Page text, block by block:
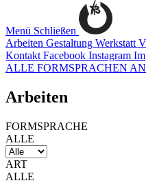
Menü Schließen
Arbeiten Gestaltung Werkstatt
Kontakt Facebook Instagram
ALLE FORMSPRACHEN
Arbeiten
FORMSPRACHE
ALLE
ART
ALLE